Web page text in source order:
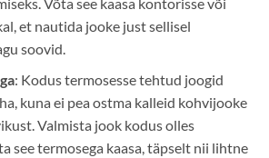
et nautida jooke just sellisel
soovid.
: Kodus termosesse tehtud joogid
kuna ei pea ostma kalleid kohvijooke
Valmista jook kodus olles
see termosega kaasa, täpselt nii lihtne